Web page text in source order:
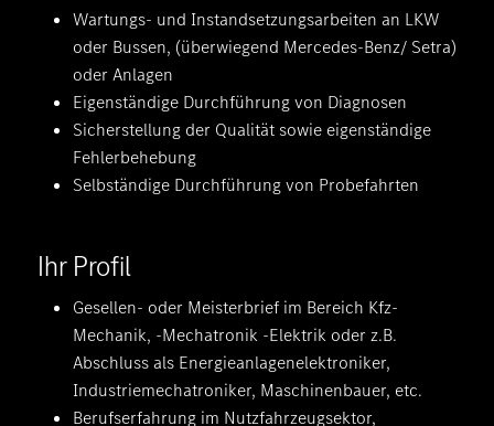
Wartungs- und Instandsetzungsarbeiten an LKW
oder Bussen, (überwiegend Mercedes-Benz/ Setra)
oder Anlagen
Eigenständige Durchführung von Diagnosen
Sicherstellung der Qualität sowie eigenständige
Fehlerbehebung
Selbständige Durchführung von Probefahrten
Ihr Profil
Gesellen- oder Meisterbrief im Bereich Kfz-
Mechanik, -Mechatronik -Elektrik oder z.B.
Abschluss als Energieanlagenelektroniker,
Industriemechatroniker, Maschinenbauer, etc.
Berufserfahrung im Nutzfahrzeugsektor,